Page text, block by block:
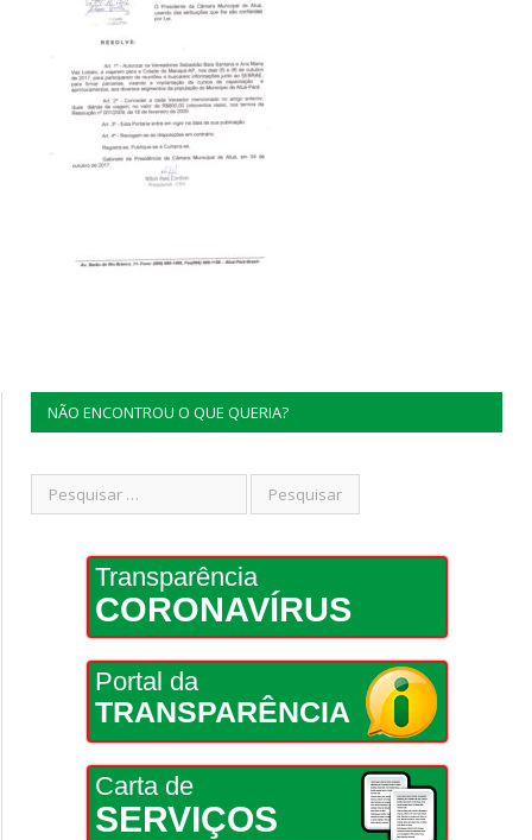
NÃO ENCONTROU O QUE QUERIA?
Transparência
CORONAVÍRUS
Portal da
TRANSPARÊNCIA
Carta de
SERVIÇOS